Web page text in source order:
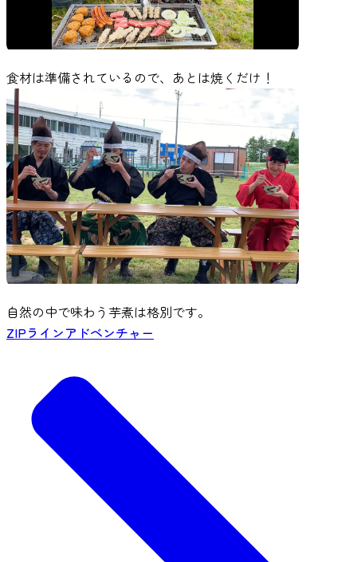
食材は準備されているので、あとは焼くだけ！
自然の中で味わう芋煮は格別です。
ZIPラインアドベンチャー